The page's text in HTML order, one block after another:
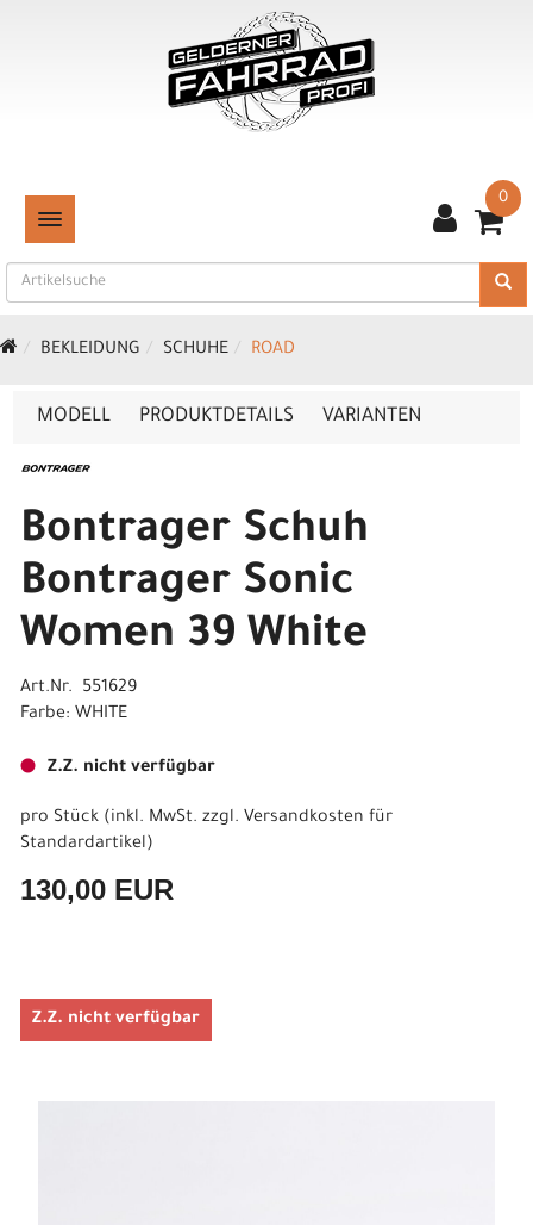
TOGGLE NAVIGATION
0
BEKLEIDUNG SCHUHE ROAD
MODELL PRODUKTDETAILS VARIANTEN
Bontrager Schuh
Bontrager Sonic
Women 39 White
Art.Nr. 551629
Farbe: WHITE
Z.Z. nicht verfügbar
pro Stück (inkl. MwSt. zzgl. Versandkosten für
Standardartikel)
130,00 EUR
Z.Z. nicht verfügbar